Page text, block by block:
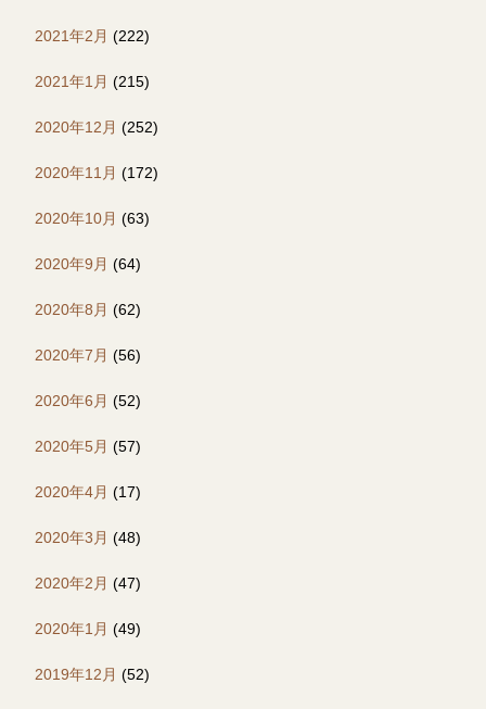
2021年2月 (222)
2021年1月 (215)
2020年12月 (252)
2020年11月 (172)
2020年10月 (63)
2020年9月 (64)
2020年8月 (62)
2020年7月 (56)
2020年6月 (52)
2020年5月 (57)
2020年4月 (17)
2020年3月 (48)
2020年2月 (47)
2020年1月 (49)
2019年12月 (52)